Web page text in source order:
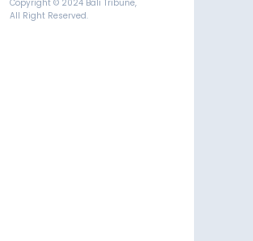
Copyright © 2024 Bali Tribune,
All Right Reserved.